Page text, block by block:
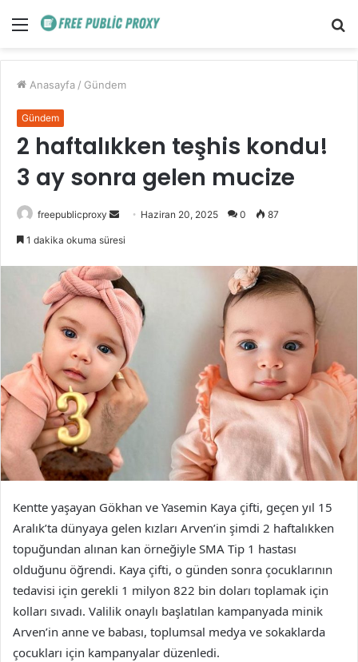
Menü
Anasayfa / Gündem
Gündem
2 haftalıkken teşhis kondu!
3 ay sonra gelen mucize
freepublicproxy
Bir
göndermek
Haziran 20, 2025 0 87
1 dakika okuma süresi
Kentte yaşayan Gökhan ve Yasemin Kaya çifti, geçen yıl 15
Aralık’ta dünyaya gelen kızları Arven’in şimdi 2 haftalıkken
topuğundan alınan kan örneğiyle SMA Tip 1 hastası
olduğunu öğrendi. Kaya çifti, o günden sonra çocuklarının
tedavisi için gerekli 1 milyon 822 bin doları toplamak için
kolları sıvadı. Valilik onaylı başlatılan kampanyada minik
Arven’in anne ve babası, toplumsal medya ve sokaklarda
çocukları için kampanyalar düzenledi.